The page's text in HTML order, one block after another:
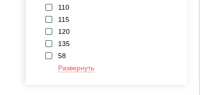
110
115
120
135
58
Развернуть